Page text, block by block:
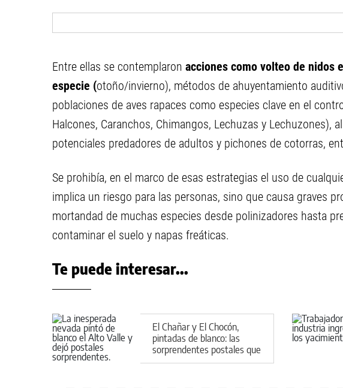
Entre ellas se contemplaron acciones como volteo de nidos
especie (otoño/invierno), métodos de ahuyentamiento
poblaciones de aves rapaces como especies clave en el
Halcones, Caranchos, Chimangos, Lechuzas y Lechuzones),
potenciales predadores de adultos y pichones de cotorras,
Se prohibía, en el marco de esas estrategias el uso de
implica un riesgo para las personas, sino que causa graves
mortandad de muchas especies desde polinizadores hasta
contaminar el suelo y napas freáticas.
Te puede interesar...
El Chañar y El Chocón,
pintadas de blanco: las
sorprendentes postales que
dejó la nieve en la región